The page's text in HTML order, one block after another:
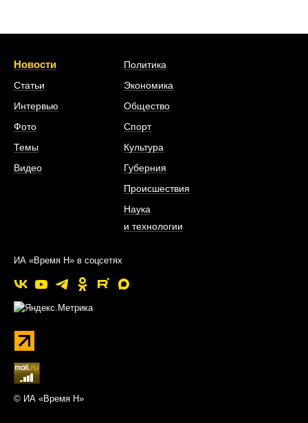
Новости
Статьи
Интервью
Фото
Темы
Видео
Политика
Экономика
Общество
Спорт
Культура
Губерния
Происшествия
Наука
и технологии
ИА «Время Н» в соцсетях
© ИА «Время Н»